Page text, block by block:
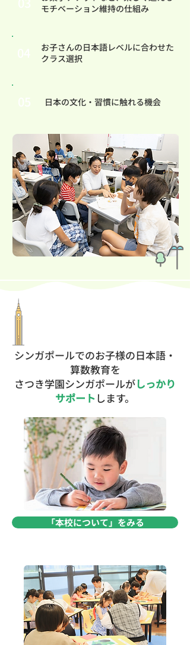
モチベーション維持の仕組み
04
お子さんの日本語レベルに合わせた
クラス選択
05 日本の文化・習慣に触れる機会
シンガポールでのお子様の日本語・
算数教育を
さつき学園シンガポールがしっかり
サポートします。
「本校について」をみる